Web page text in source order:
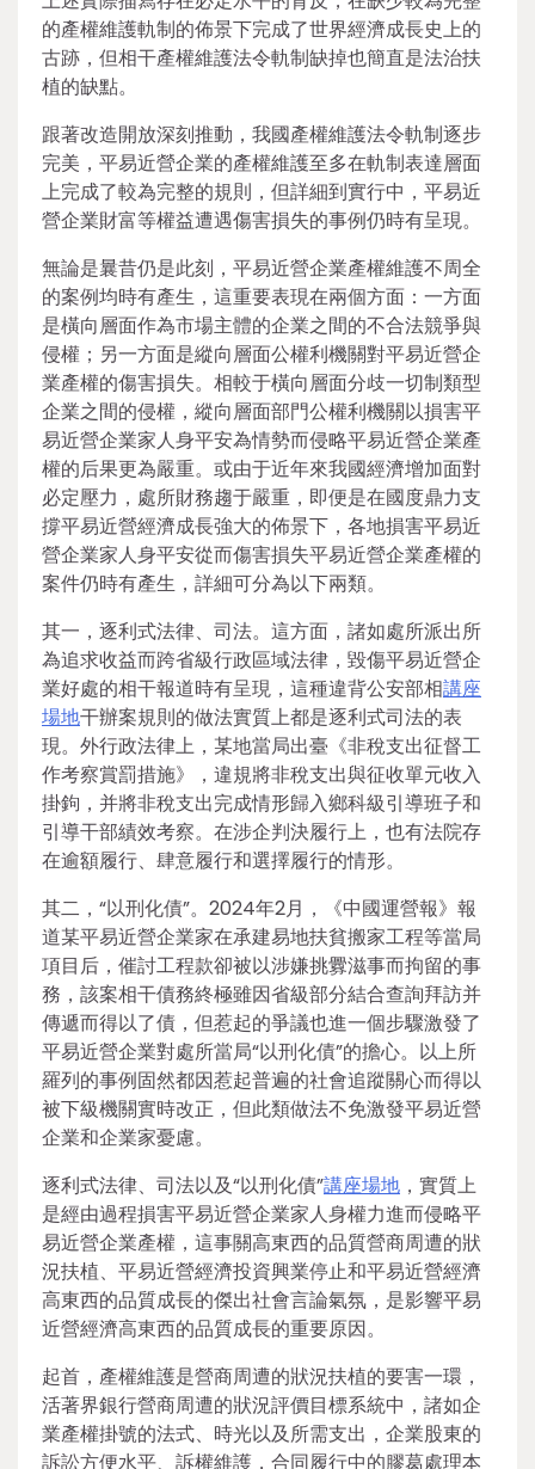
的產權維護軌制的佈景下完成了世界經濟成長史上的
古跡，但相干產權維護法令軌制缺掉也簡直是法治扶
植的缺點。
跟著改造開放深刻推動，我國產權維護法令軌制逐步
完美，平易近營企業的產權維護至多在軌制表達層面
上完成了較為完整的規則，但詳細到實行中，平易近
營企業財富等權益遭遇傷害損失的事例仍時有呈現。
無論是曩昔仍是此刻，平易近營企業產權維護不周全
的案例均時有產生，這重要表現在兩個方面：一方面
是橫向層面作為市場主體的企業之間的不合法競爭與
侵權；另一方面是縱向層面公權利機關對平易近營企
業產權的傷害損失。相較于橫向層面分歧一切制類型
企業之間的侵權，縱向層面部門公權利機關以損害平
易近營企業家人身平安為情勢而侵略平易近營企業產
權的后果更為嚴重。或由于近年來我國經濟增加面對
必定壓力，處所財務趨于嚴重，即便是在國度鼎力支
撐平易近營經濟成長強大的佈景下，各地損害平易近
營企業家人身平安從而傷害損失平易近營企業產權的
案件仍時有產生，詳細可分為以下兩類。
其一，逐利式法律、司法。這方面，諸如處所派出所
為追求收益而跨省級行政區域法律，毀傷平易近營企
業好處的相干報道時有呈現，這種違背公安部相講座
場地干辦案規則的做法實質上都是逐利式司法的表
現。外行政法律上，某地當局出臺《非稅支出征督工
作考察賞罰措施》，違規將非稅支出與征收單元收入
掛鉤，并將非稅支出完成情形歸入鄉科級引導班子和
引導干部績效考察。在涉企判決履行上，也有法院存
在逾額履行、肆意履行和選擇履行的情形。
其二，“以刑化債”。2024年2月，《中國運營報》報
道某平易近營企業家在承建易地扶貧搬家工程等當局
項目后，催討工程款卻被以涉嫌挑釁滋事而拘留的事
務，該案相干債務終極雖因省級部分結合查詢拜訪并
傳遞而得以了債，但惹起的爭議也進一個步驟激發了
平易近營企業對處所當局“以刑化債”的擔心。以上所
羅列的事例固然都因惹起普遍的社會追蹤關心而得以
被下級機關實時改正，但此類做法不免激發平易近營
企業和企業家憂慮。
逐利式法律、司法以及“以刑化債”講座場地 ，實質上
是經由過程損害平易近營企業家人身權力進而侵略平
易近營企業產權，這事關高東西的品質營商周遭的狀
況扶植、平易近營經濟投資興業停止和平易近營經濟
高東西的品質成長的傑出社會言論氣氛，是影響平易
近營經濟高東西的品質成長的重要原因。
起首，產權維護是營商周遭的狀況扶植的要害一環，
活著界銀行營商周遭的狀況評價目標系統中，諸如企
業產權掛號的法式、時光以及所需支出，企業股東的
訴訟方便水平、訴權維護，合同履行中的膠葛處理本